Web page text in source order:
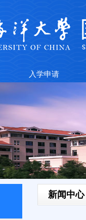
入学申请
新闻中心